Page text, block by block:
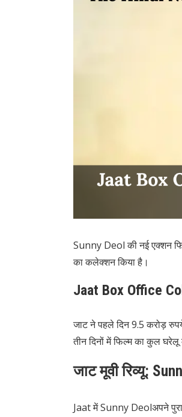
Sunny Deol की नई एक्शन
का कलेक्शन किया है।
Jaat Box Office
जाट ने पहले दिन 9.5 करोड़
तीन दिनों में फिल्म का कुल
जाट मूवी रिव्यू:
Jaat में Sunny Deolअपने